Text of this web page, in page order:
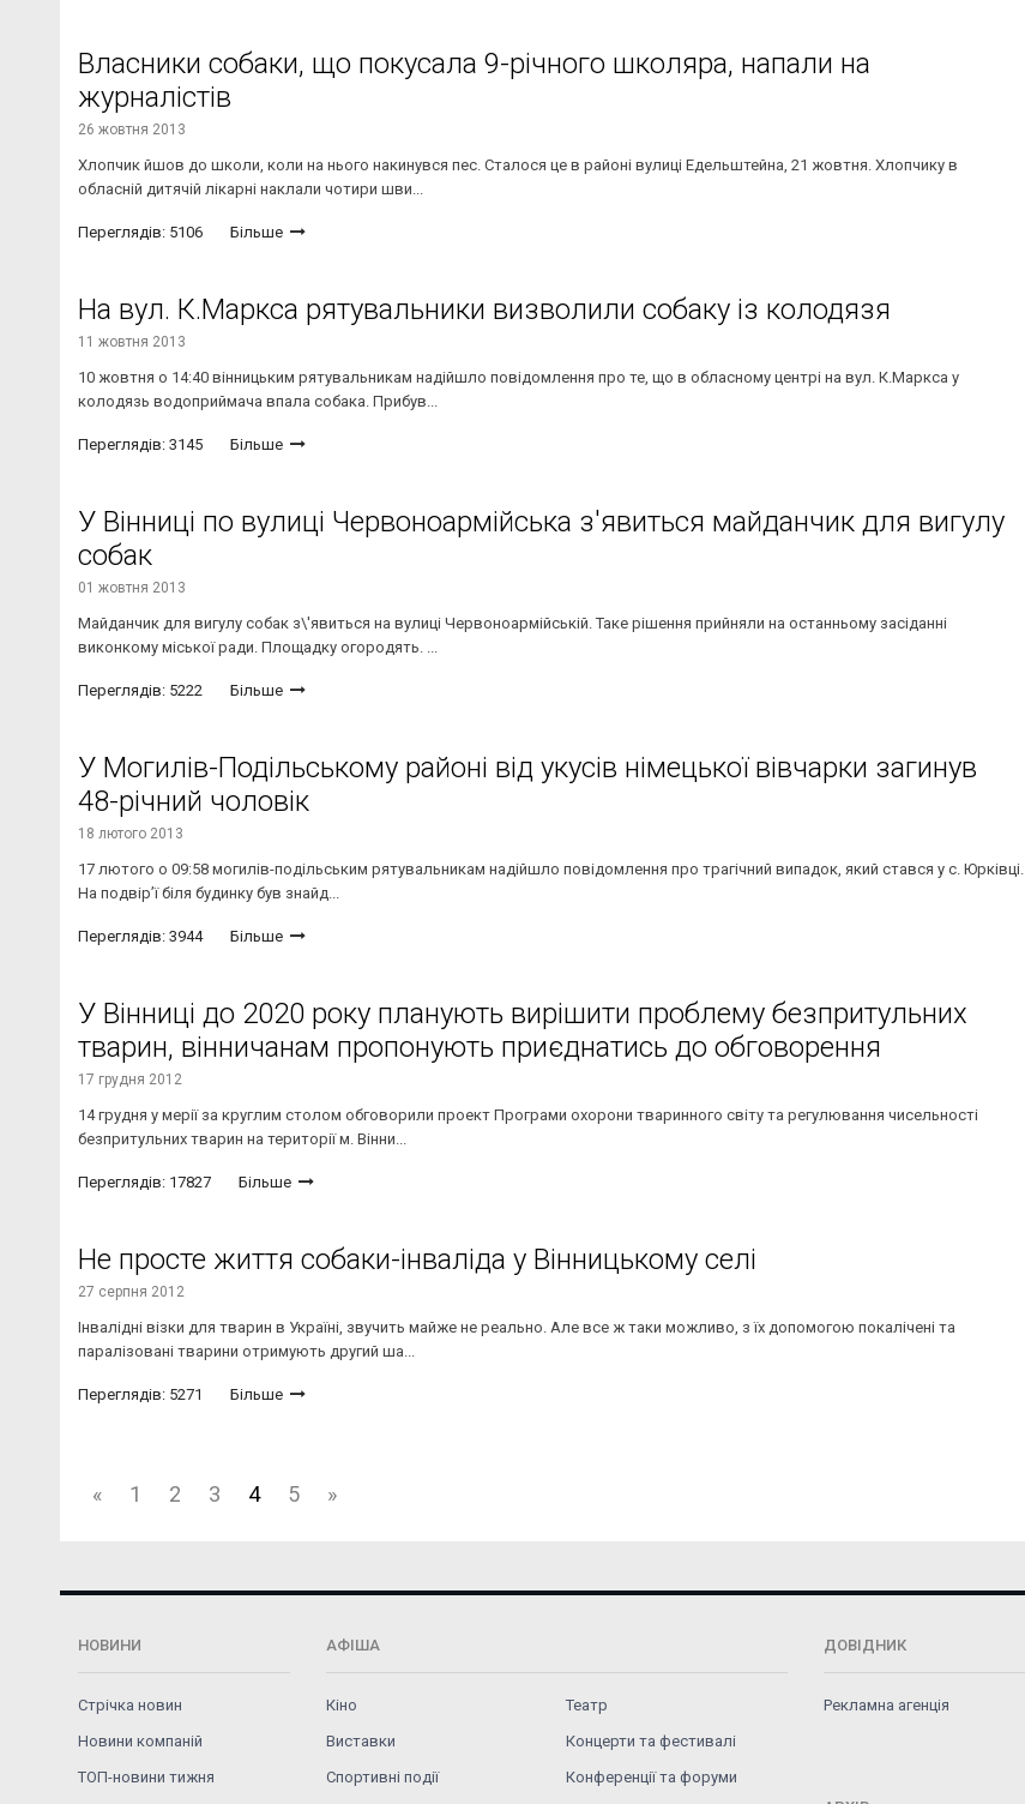
Власники собаки, що покусала 9-річного школяра, напали на
журналістів
26 жовтня 2013
Хлопчик йшов до школи, коли на нього накинувся пес. Сталося це в районі вулиці Едельштейна, 21 жовтня. Хлопчику в
обласній дитячій лікарні наклали чотири шви...
Переглядів: 5106 Більше
На вул. К.Маркса рятувальники визволили собаку із колодязя
11 жовтня 2013
10 жовтня о 14:40 вінницьким рятувальникам надійшло повідомлення про те, що в обласному центрі на вул. К.Маркса у
колодязь водоприймача впала собака. Прибув...
Переглядів: 3145 Більше
У Вінниці по вулиці Червоноармійська з'явиться майданчик для вигулу
собак
01 жовтня 2013
Майданчик для вигулу собак з\'явиться на вулиці Червоноармійській. Таке рішення прийняли на останньому засіданні
виконкому міської ради. Площадку огородять. ...
Переглядів: 5222 Більше
У Могилів-Подільському районі від укусів німецької вівчарки загинув
48-річний чоловік
18 лютого 2013
17 лютого о 09:58 могилів-подільським рятувальникам надійшло повідомлення про трагічний випадок, який стався у с. Юрківці.
На подвір’ї біля будинку був знайд...
Переглядів: 3944 Більше
У Вінниці до 2020 року планують вирішити проблему безпритульних
тварин, вінничанам пропонують приєднатись до обговорення
17 грудня 2012
14 грудня у мерії за круглим столом обговорили проект Програми охорони тваринного світу та регулювання чисельності
безпритульних тварин на території м. Вінни...
Переглядів: 17827 Більше
Не просте життя собаки-інваліда у Вінницькому селі
27 серпня 2012
Інвалідні візки для тварин в Україні, звучить майже не реально. Але все ж таки можливо, з їх допомогою покалічені та
паралізовані тварини отримують другий ша...
Переглядів: 5271 Більше
« 1 2 3 4 5 »
НОВИНИ
Стрічка новин
Новини компаній
ТОП-новини тижня
АФІША
Кіно
Театр
Виставки
Концерти та фестивалі
Спортивні події
Конференції та форуми
ДОВІДНИК
Рекламна агенція